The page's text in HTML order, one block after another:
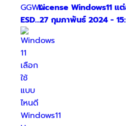
License Windows11 แ
ESD...27 กุมภาพันธ์ 2024 -